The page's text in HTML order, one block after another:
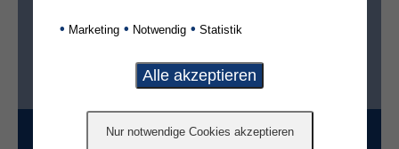
Ist der Friedhof im selben Ort?*
• Marketing • Notwendig • Statistik